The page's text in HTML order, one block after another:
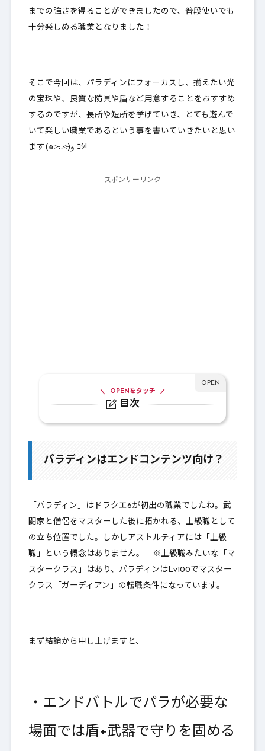
までの強さを得ることができましたので、普段使いでも
十分楽しめる職業となりました！
そこで今回は、パラディンにフォーカスし、揃えたい光
の宝珠や、良質な防具や盾など用意することをおすすめ
するのですが、長所や短所を挙げていき、とても遊んで
いて楽しい職業であるという事を書いていきたいと思い
ます(๑˃̵ᴗ˂̵)و ﾖｼ!
スポンサーリンク
目次
OPENをタッチ
2-4. スティックスキル
2-6. 盾スキル
4. パラディンの宝珠
良質な防具や盾をおすすめしたい
6. 最後に
パラディンはエンドコンテンツ向け？
「パラディン」はドラクエ6が初出の職業でしたね。武
闘家と僧侶をマスターした後に拓かれる、上級職として
の立ち位置でした。しかしアストルティアには「上級
職」という概念はありません。 ※上級職みたいな「マ
スタークラス」はあり、パラディンはLv100でマスター
クラス「ガーディアン」の転職条件になっています。
まず結論から申し上げますと、
・ エンドバトルでパラが必要な
場面では盾+武器で守りを固める